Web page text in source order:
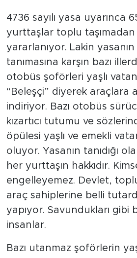
4736 sayılı yasa uyarınca
yurttaşlar toplu taşımadan
yararlanıyor. Lakin yasanın
tanımasına karşın bazı
otobüs şoförleri yaşlı
“Beleşçi” diyerek araçlara
indiriyor. Bazı otobüs
kızartıcı tutumu ve
öpülesi yaşlı ve emekli
oluyor. Yasanın tanıdığı
her yurttaşın hakkıdır.
engelleyemez. Devlet,
araç sahiplerine belli
yapıyor. Savundukları gibi
insanlar.
Bazı utanmaz şoförlerin